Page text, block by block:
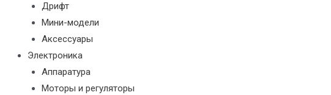
Дрифт
Мини-модели
Аксессуары
Электроника
Аппаратура
Моторы и регуляторы